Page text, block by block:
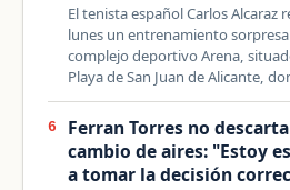
El tenista español Carlos Alcaraz
lunes un entrenamiento
complejo deportivo Arena,
Playa de San Juan de Alicante,
6
Ferran Torres no
cambio de aires: "Estoy
a tomar la decisión